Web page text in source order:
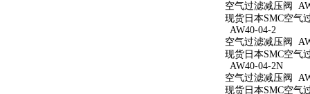
空气过滤减压阀
现货日本SMC空气
AW40-04-2
空气过滤减压阀
现货日本SMC空气
AW40-04-2N
空气过滤减压阀
现货日本SMC空气